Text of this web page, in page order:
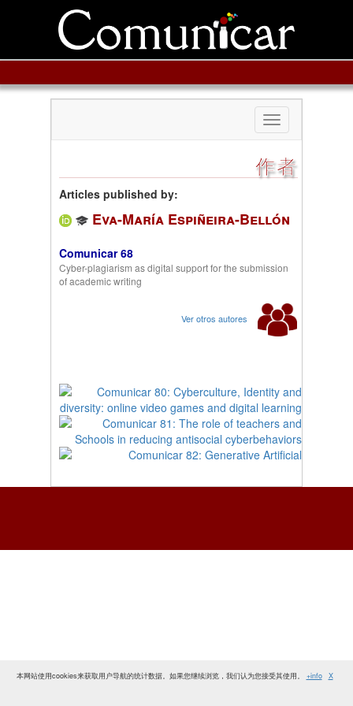
Toggle
navigation
作者
Articles published by:
Eva-María Espiñeira-Bellón
Comunicar 68
Cyber-plagiarism as digital support for the submission
of academic writing
Ver otros autores
本网站使用cookies来获取用户导航的统计数据。如果您继续浏览，我们认为您接受其使用。 +info X